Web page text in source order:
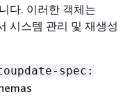
다. 이러한 객체는
시스템 관리 및 재생성
spec: